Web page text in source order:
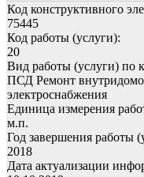
Код конструктивного
75445
Код работы (услуги):
20
Вид работы (услуги) по
ПСД Ремонт
электроснабжения
Единица измерения
м.п.
Год завершения работы
2018
Дата актуализации